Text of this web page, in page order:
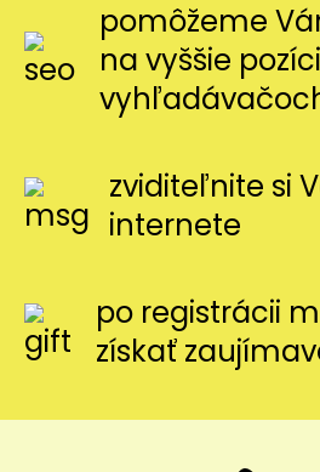
pomôžeme
na vyššie
zviditeľnite si
internete
po registrácii
získať